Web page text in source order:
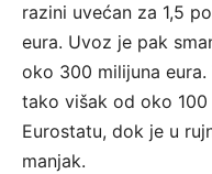
razini uvećan za 1,5
eura. Uvoz je pak
oko 300 milijuna
tako višak od oko 100
Eurostatu, dok je u
manjak.